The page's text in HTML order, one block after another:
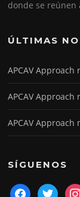
donde se reúnen
ÚLTIMAS
APCAV Approach
APCAV Approach
APCAV Approach
SÍGUENOS
facebooktwitter